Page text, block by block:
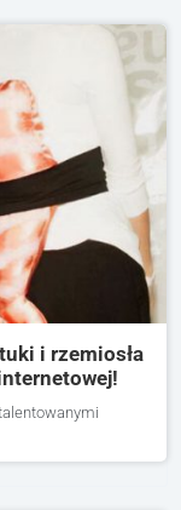
i rzemiosła